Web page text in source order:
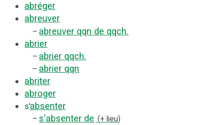
abréger
abreuver
– abreuver qqn de qqch.
abrier
– abrier qqch.
– abrier qqn
abriter
abroger
s'absenter
– s'absenter de + lieu